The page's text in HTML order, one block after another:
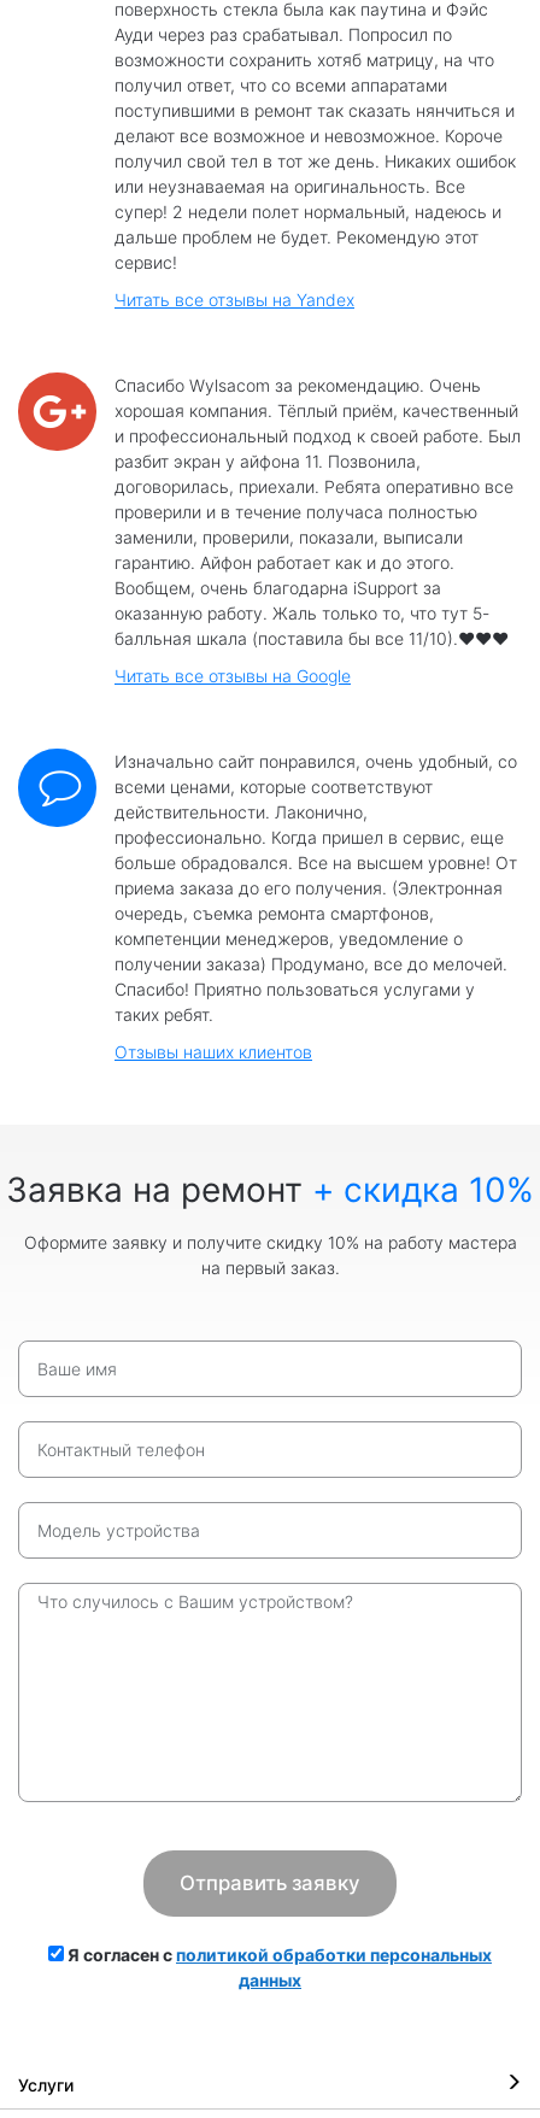
поверхность стекла была как паутина и Фэйс
Ауди через раз срабатывал. Попросил по
возможности сохранить хотяб матрицу, на что
получил ответ, что со всеми аппаратами
поступившими в ремонт так сказать нянчиться и
делают все возможное и невозможное. Короче
получил свой тел в тот же день. Никаких ошибок
или неузнаваемая на оригинальность. Все
супер! 2 недели полет нормальный, надеюсь и
дальше проблем не будет. Рекомендую этот
сервис!
Читать все отзывы на Yandex
Спасибо Wylsacom за рекомендацию. Очень
хорошая компания. Тёплый приём, качественный
и профессиональный подход к своей работе. Был
разбит экран у айфона 11. Позвонила,
договорилась, приехали. Ребята оперативно все
проверили и в течение получаса полностью
заменили, проверили, показали, выписали
гарантию. Айфон работает как и до этого.
Вообщем, очень благодарна iSupport за
оказанную работу. Жаль только то, что тут 5-
балльная шкала (поставила бы все 11/10).❤️❤️❤️
Читать все отзывы на Google
Изначально сайт понравился, очень удобный, со
всеми ценами, которые соответствуют
действительности. Лаконично,
профессионально. Когда пришел в сервис, еще
больше обрадовался. Все на высшем уровне! От
приема заказа до его получения. (Электронная
очередь, съемка ремонта смартфонов,
компетенции менеджеров, уведомление о
получении заказа) Продумано, все до мелочей.
Спасибо! Приятно пользоваться услугами у
таких ребят.
Отзывы наших клиентов
Заявка на ремонт + скидка 10%
Оформите заявку и получите скидку 10% на работу мастера
на первый заказ.
Я согласен сполитикой обработки персональных
данных
Услуги